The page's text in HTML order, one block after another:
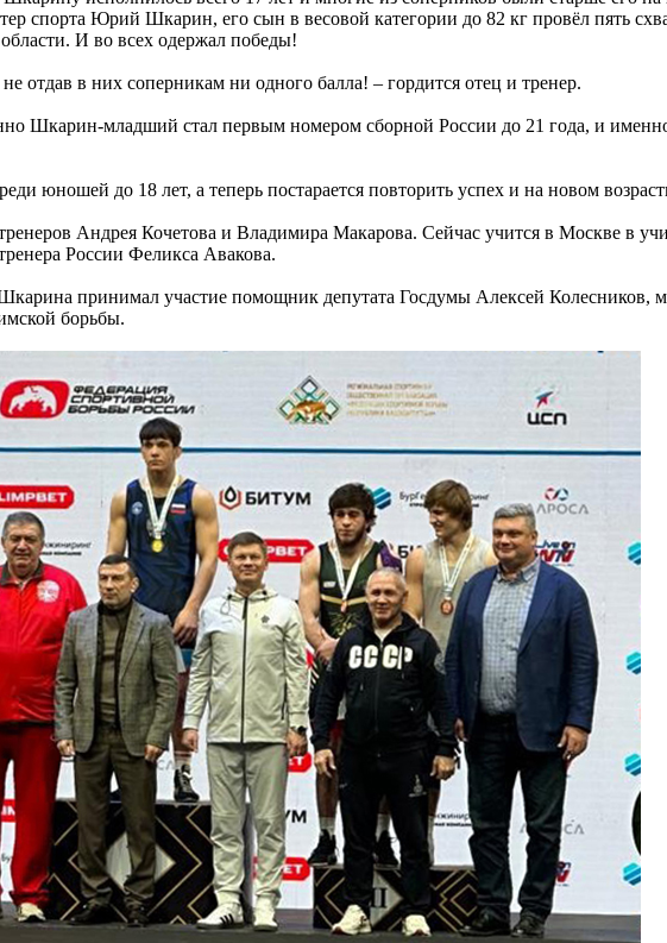
спорта Юрий Шкарин, его сын в весовой категории до 82 кг провёл пять
И во всех одержал победы!
отдав в них соперникам ни одного балла! – гордится отец и тренер.
Шкарин-младший стал первым номером сборной России до 21 года, и
юношей до 18 лет, а теперь постарается повторить успех и на новом
Андрея Кочетова и Владимира Макарова. Сейчас учится в Москве в
России Феликса Авакова.
принимал участие помощник депутата Госдумы Алексей Колесников,
борьбы.